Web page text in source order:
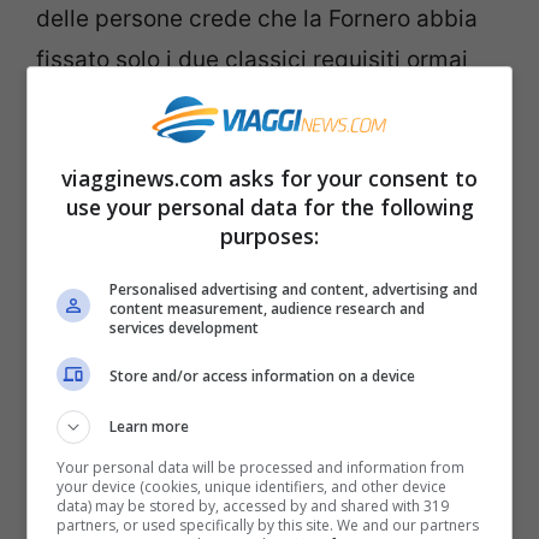
delle persone crede che la Fornero abbia
fissato solo i due classici requisiti ormai
noti a tutti: per andare in pensione occorre
avere almeno 67 anni e minimo 20 anni di
contributi. Purtroppo non è così:dietro
questa legge si nascondono mille altre
viagginews.com asks for your consent to
use your personal data for the following
purposes:
Personalised advertising and content, advertising and
content measurement, audience research and
services development
Store and/or access information on a device
Learn more
Your personal data will be processed and information from
your device (cookies, unique identifiers, and other device
data) may be stored by, accessed by and shared with 319
partners, or used specifically by this site. We and our partners